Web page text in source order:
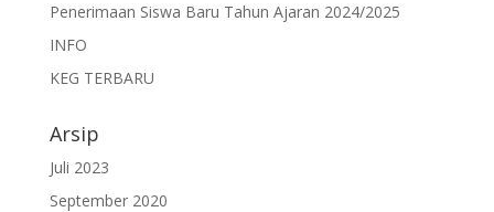
Penerimaan Siswa Baru Tahun Ajaran 2024/2025
INFO
KEG TERBARU
Arsip
Juli 2023
September 2020